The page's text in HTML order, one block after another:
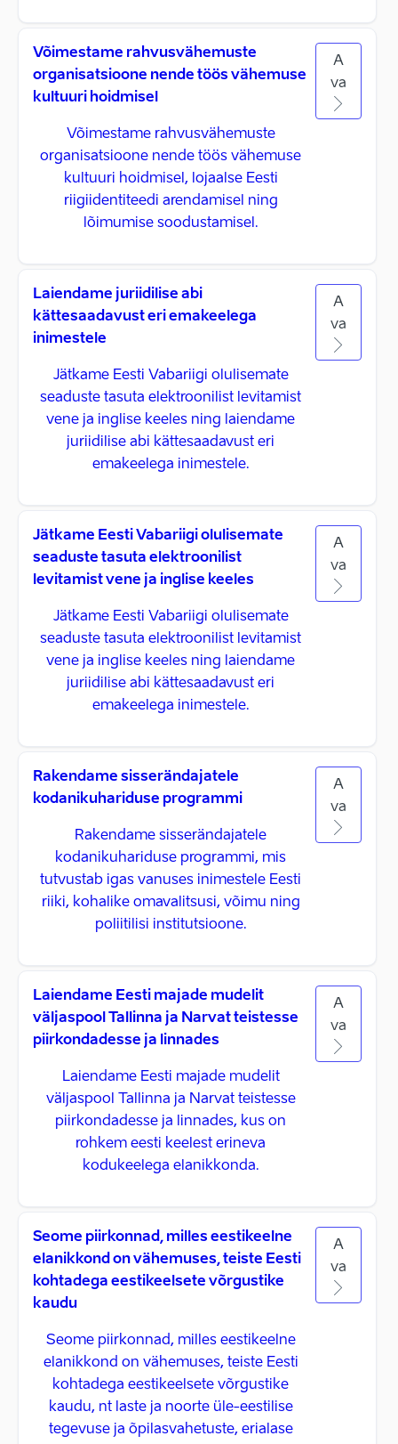
Võimestame rahvusvähemuste
organisatsioone nende töös vähemuse
kultuuri hoidmisel
Võimestame rahvusvähemuste
organisatsioone nende töös vähemuse
kultuuri hoidmisel, lojaalse Eesti
riigiidentiteedi arendamisel ning
lõimumise soodustamisel.
A
va
Laiendame juriidilise abi
kättesaadavust eri emakeelega
inimestele
Jätkame Eesti Vabariigi olulisemate
seaduste tasuta elektroonilist levitamist
vene ja inglise keeles ning laiendame
juriidilise abi kättesaadavust eri
emakeelega inimestele.
A
va
Jätkame Eesti Vabariigi olulisemate
seaduste tasuta elektroonilist
levitamist vene ja inglise keeles
Jätkame Eesti Vabariigi olulisemate
seaduste tasuta elektroonilist levitamist
vene ja inglise keeles ning laiendame
juriidilise abi kättesaadavust eri
emakeelega inimestele.
A
va
Rakendame sisserändajatele
kodanikuhariduse programmi
Rakendame sisserändajatele
kodanikuhariduse programmi, mis
tutvustab igas vanuses inimestele Eesti
riiki, kohalike omavalitsusi, võimu ning
poliitilisi institutsioone.
A
va
Laiendame Eesti majade mudelit
väljaspool Tallinna ja Narvat teistesse
piirkondadesse ja linnades
Laiendame Eesti majade mudelit
väljaspool Tallinna ja Narvat teistesse
piirkondadesse ja linnades, kus on
rohkem eesti keelest erineva
kodukeelega elanikkonda.
A
va
Seome piirkonnad, milles eestikeelne
elanikkond on vähemuses, teiste Eesti
kohtadega eestikeelsete võrgustike
kaudu
Seome piirkonnad, milles eestikeelne
elanikkond on vähemuses, teiste Eesti
kohtadega eestikeelsete võrgustike
kaudu, nt laste ja noorte üle-eestilise
tegevuse ja õpilasvahetuste, erialase
A
va